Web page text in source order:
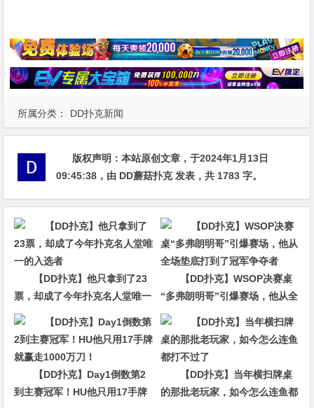
所属分类： DD扑克新闻
版权声明：本站原创文章，于2024年1月13日
09:45:38 ，由 DD蘑菇扑克发表，共 1783 字。
【DD扑克】他只拿到了23
票，却成了今年扑克名人堂唯一
的入选者
【DD扑克】WSOP决赛桌
“多弗朗明哥”引爆赛场，他从全
场垫底打到了冠军争夺者
【DD扑克】Day1倒数第2
到主赛冠军！HU他只用17手牌
【DD扑克】当年横扫牌桌
的那批老玩家，如今怎么连鱼都